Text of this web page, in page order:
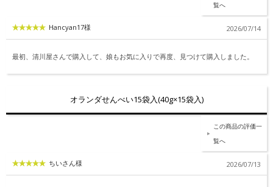
覧へ
Hancyan17様 2026/07/14
最初、清川屋さんで購入して、娘もお気に入りで再度、見つけて購入しました。
オランダせんべい15袋入(40g×15袋入)
この商品の評価一
覧へ
ちいさん様 2026/07/13